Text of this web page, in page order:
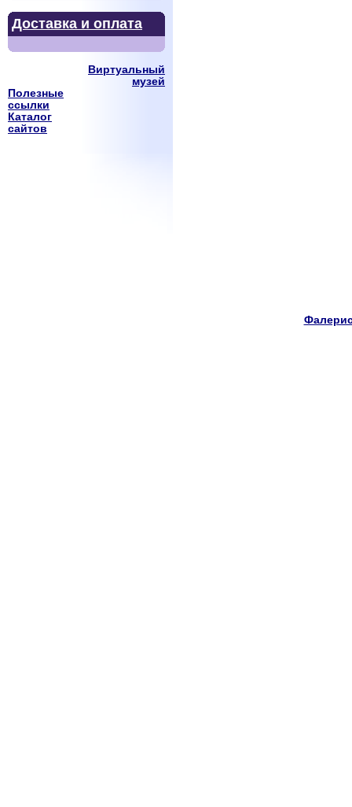
Доставка и оплата
Виртуальный
музей
Полезные
ссылки
Каталог
сайтов